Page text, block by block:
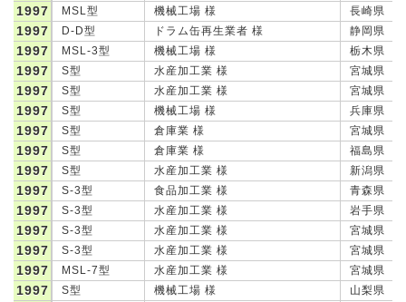
1997 MSL型 機械工場 様 長崎県
1997 D-D型 ドラム缶再生業者 様 静岡県
1997 MSL-3型 機械工場 様 栃木県
1997 S型 水産加工業 様 宮城県
1997 S型 水産加工業 様 宮城県
1997 S型 機械工場 様 兵庫県
1997 S型 倉庫業 様 宮城県
1997 S型 倉庫業 様 福島県
1997 S型 水産加工業 様 新潟県
1997 S-3型 食品加工業 様 青森県
1997 S-3型 水産加工業 様 岩手県
1997 S-3型 水産加工業 様 宮城県
1997 S-3型 水産加工業 様 宮城県
1997 MSL-7型 水産加工業 様 宮城県
1997 S型 機械工場 様 山梨県